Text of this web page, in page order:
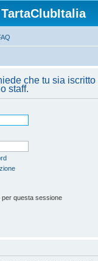
TartaClubItalia
che tu sia
staff.
per questa sessione